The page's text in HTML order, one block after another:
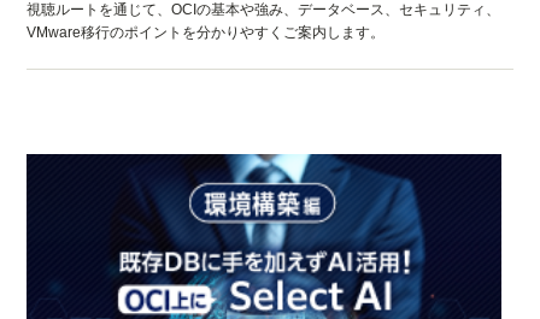
視聴ルートを通じて、OCIの基本や強み、データベース、セキュリティ、
VMware移行のポイントを分かりやすくご案内します。